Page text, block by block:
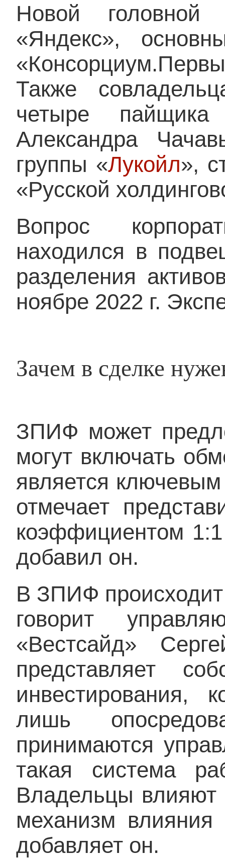
Новой
«Яндекс»,
Также
четыре пайщика
Александра
группы «Лукойл»,
«Русской
Вопрос
находился в
разделения
ноябре 2022 г.
Зачем в сделке
ЗПИФ может
могут включать
является
отмечает
коэффициентом
добавил он.
В ЗПИФ
говорит
«Вестсайд»
представляет
инвестирования,
лишь
принимаются
такая система
Владельцы влияют
механизм влияния
добавляет он.